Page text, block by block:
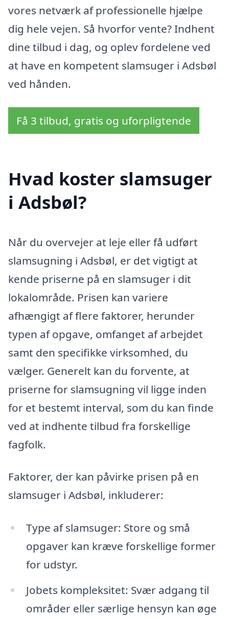
vores netværk af professionelle hjælpe
dig hele vejen. Så hvorfor vente? Indhent
dine tilbud i dag, og oplev fordelene ved
at have en kompetent slamsuger i Adsbøl
ved hånden.
Få 3 tilbud, gratis og uforpligtende
Hvad koster slamsuger
i Adsbøl?
Når du overvejer at leje eller få udført
slamsugning i Adsbøl, er det vigtigt at
kende priserne på en slamsuger i dit
lokalområde. Prisen kan variere
afhængigt af flere faktorer, herunder
typen af opgave, omfanget af arbejdet
samt den specifikke virksomhed, du
vælger. Generelt kan du forvente, at
priserne for slamsugning vil ligge inden
for et bestemt interval, som du kan finde
ved at indhente tilbud fra forskellige
fagfolk.
Faktorer, der kan påvirke prisen på en
slamsuger i Adsbøl, inkluderer:
Type af slamsuger: Store og små
opgaver kan kræve forskellige former
for udstyr.
Jobets kompleksitet: Svær adgang til
områder eller særlige hensyn kan øge